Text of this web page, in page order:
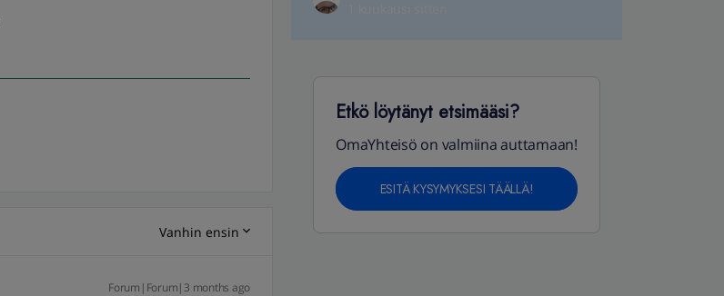
Vanhin ensin
Forum|Forum|3 months ago
Etkö löytänyt etsimääsi?
OmaYhteisö on valmiina auttamaan!
ESITÄ KYSYMYKSESI TÄÄLLÄ!